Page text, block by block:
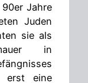
Jahre
Juden
sie als
in
erst eine